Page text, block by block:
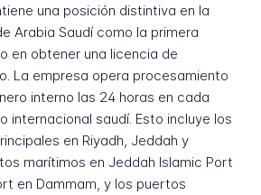
una posición distintiva en la
Arabia Saudí como la primera
en obtener una licencia de
La empresa opera procesamiento
interno las 24 horas en cada
internacional saudí. Esto incluye los
en Riyadh, Jeddah y
marítimos en Jeddah Islamic Port
en Dammam, y los puertos